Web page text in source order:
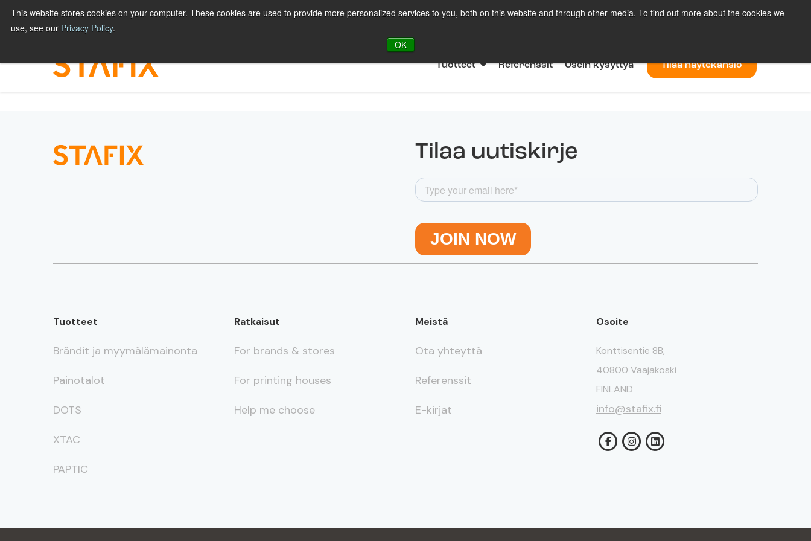
This website stores cookies on your computer. These cookies are used to provide more personalized services to you, both on this website and through other media. To find out more about the cookies we
use, see our Privacy Policy.
OK
Hyppää
sisältöön
BRÄNDIT JA MYYMÄLÄMAINONTA PAINOTALOT Ota yhteyttä Meistä Uutiskirje Blogi Fi
Tuotteet Referenssit Usein kysyttyä Tilaa näytekansio
Tilaa uutiskirje
Tuotteet
Brändit ja myymälämainonta
Painotalot
DOTS
XTAC
PAPTIC
Ratkaisut
For brands & stores
For printing houses
Help me choose
Meistä
Ota yhteyttä
Referenssit
E-kirjat
Osoite
Konttisentie 8B,
40800 Vaajakoski
FINLAND
info@stafix.fi